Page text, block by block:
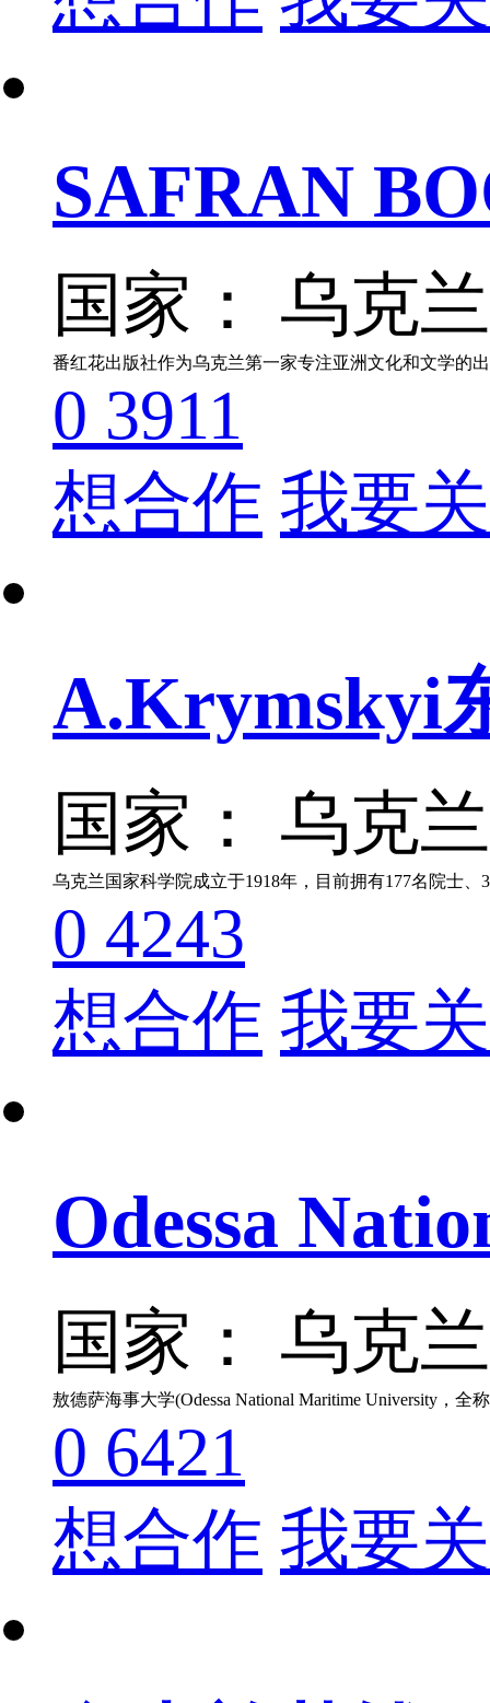
SAFRAN
国家： 乌克兰
0 3911
想合作 我要
A.Krymskyi
国家： 乌克兰
乌克兰国家科学院成立于1918年，目前拥有177名院士
0 4243
想合作 我要
Odessa
国家： 乌克
0 6421
想合作 我要